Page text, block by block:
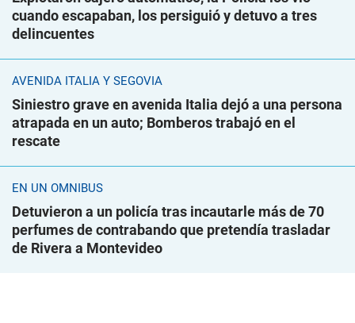
cuando escapaban, los persiguió y detuvo a tres
delincuentes
AVENIDA ITALIA Y SEGOVIA
Siniestro grave en avenida Italia dejó a una persona
atrapada en un auto; Bomberos trabajó en el
rescate
EN UN ÓMNIBUS
Detuvieron a un policía tras incautarle más de 70
perfumes de contrabando que pretendía trasladar
de Rivera a Montevideo